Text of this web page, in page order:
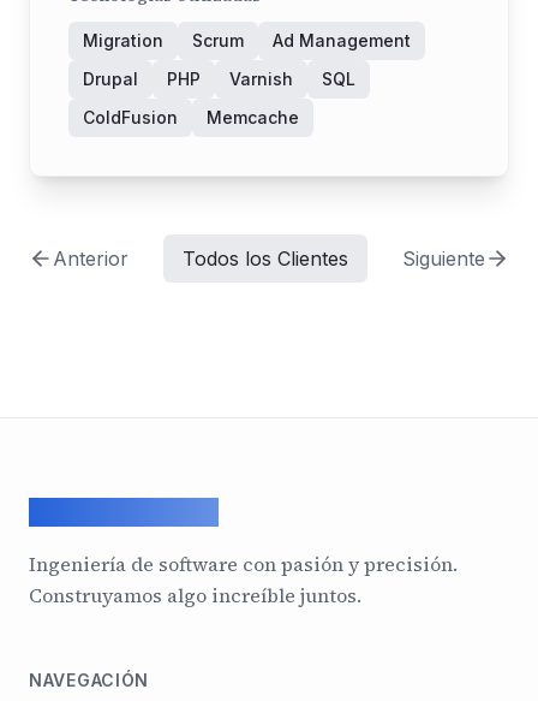
Migration Scrum
Ad Management
Drupal
PHP Varnish
SQL
ColdFusion
Memcache
Anterior Todos los Clientes Siguiente
Ingeniería de software con pasión y precisión.
Construyamos algo increíble juntos.
NAVEGACIÓN